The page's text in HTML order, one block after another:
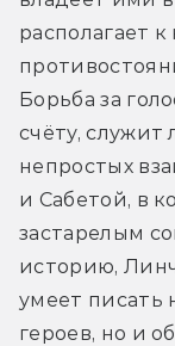
располагает
Борьба за
счёту,
непростых
и Сабетой, в
застарелым
историю,
умеет писать
героев, но и